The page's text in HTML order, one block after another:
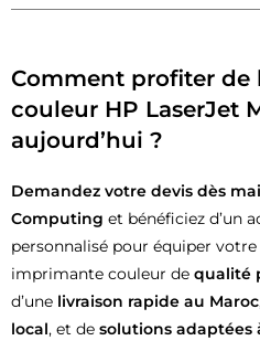
Comment profiter de
couleur HP LaserJet
aujourd’hui ?
Demandez votre devis dès
Computing et bénéficiez d’un
personnalisé pour équiper
imprimante couleur de qualité
d’une livraison rapide au Maroc
local, et de solutions adaptées